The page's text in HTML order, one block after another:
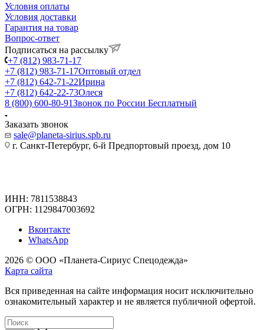
Условия оплаты
Условия доставки
Гарантия на товар
Вопрос-ответ
Подписаться на рассылку
+7 (812) 983-71-17
+7 (812) 983-71-17Оптовый отдел
+7 (812) 642-71-22Ирина
+7 (812) 642-22-73Олеся
8 (800) 600-80-91Звонок по России Бесплатный
Заказать звонок
sale@planeta-sirius.spb.ru
г. Санкт-Петербург, 6-й Предпортовый проезд, дом 10
ИНН: 7811538843
ОГРН: 1129847003692
Вконтакте
WhatsApp
2026 © ООО «Планета-Сириус Спецодежда»
Карта сайта
Вся приведенная на сайте информация носит исключительно
ознакомительный характер и не является публичной офертой.